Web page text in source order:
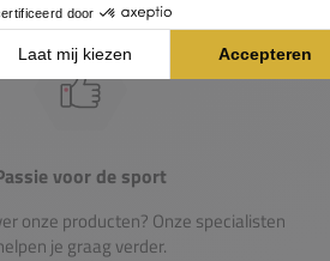
voor de sport
onze producten? Onze specialisten
je graag verder.